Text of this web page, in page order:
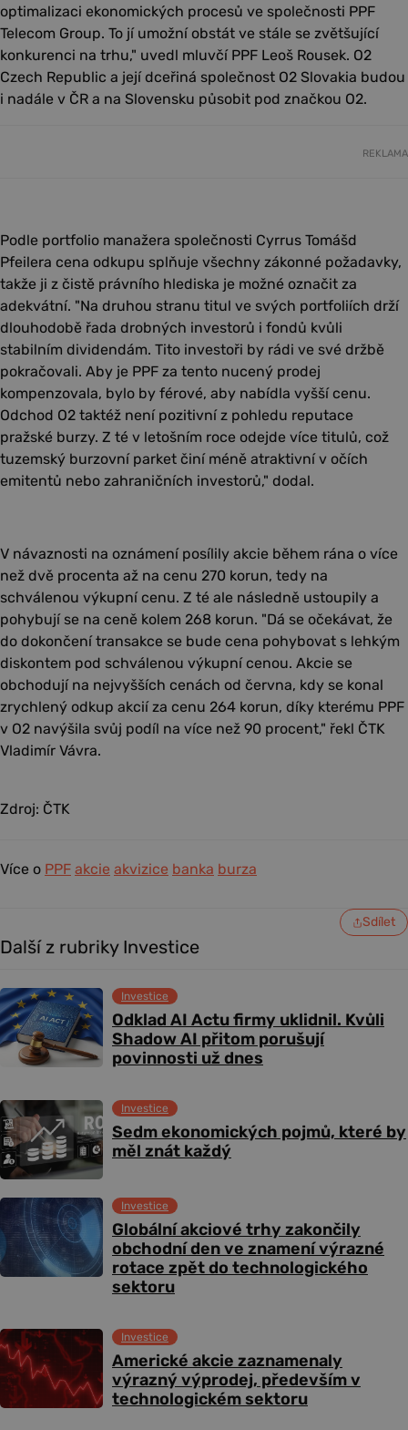
optimalizaci ekonomických procesů ve společnosti PPF
Telecom Group. To jí umožní obstát ve stále se zvětšující
konkurenci na trhu," uvedl mluvčí PPF Leoš Rousek. O2
Czech Republic a její dceřiná společnost O2 Slovakia budou
i nadále v ČR a na Slovensku působit pod značkou O2.
REKLAMA
Podle portfolio manažera společnosti Cyrrus Tomášd
Pfeilera cena odkupu splňuje všechny zákonné požadavky,
takže ji z čistě právního hlediska je možné označit za
adekvátní. "Na druhou stranu titul ve svých portfoliích drží
dlouhodobě řada drobných investorů i fondů kvůli
stabilním dividendám. Tito investoři by rádi ve své držbě
pokračovali. Aby je PPF za tento nucený prodej
kompenzovala, bylo by férové, aby nabídla vyšší cenu.
Odchod O2 taktéž není pozitivní z pohledu reputace
pražské burzy. Z té v letošním roce odejde více titulů, což
tuzemský burzovní parket činí méně atraktivní v očích
emitentů nebo zahraničních investorů," dodal.
V návaznosti na oznámení posílily akcie během rána o více
než dvě procenta až na cenu 270 korun, tedy na
schválenou výkupní cenu. Z té ale následně ustoupily a
pohybují se na ceně kolem 268 korun. "Dá se očekávat, že
do dokončení transakce se bude cena pohybovat s lehkým
diskontem pod schválenou výkupní cenou. Akcie se
obchodují na nejvyšších cenách od června, kdy se konal
zrychlený odkup akcií za cenu 264 korun, díky kterému PPF
v O2 navýšila svůj podíl na více než 90 procent," řekl ČTK
Vladimír Vávra.
Zdroj: ČTK
Více o PPF akcie akvizice banka burza
Sdílet
Další z rubriky Investice
Odklad AI Actu firmy uklidnil. Kvůli
Shadow AI přitom porušují
povinnosti už dnes
Investice
Sedm ekonomických pojmů, které by
měl znát každý
Investice
Globální akciové trhy zakončily
obchodní den ve znamení výrazné
rotace zpět do technologického
sektoru
Investice
Americké akcie zaznamenaly
výrazný výprodej, především v
technologickém sektoru
Investice